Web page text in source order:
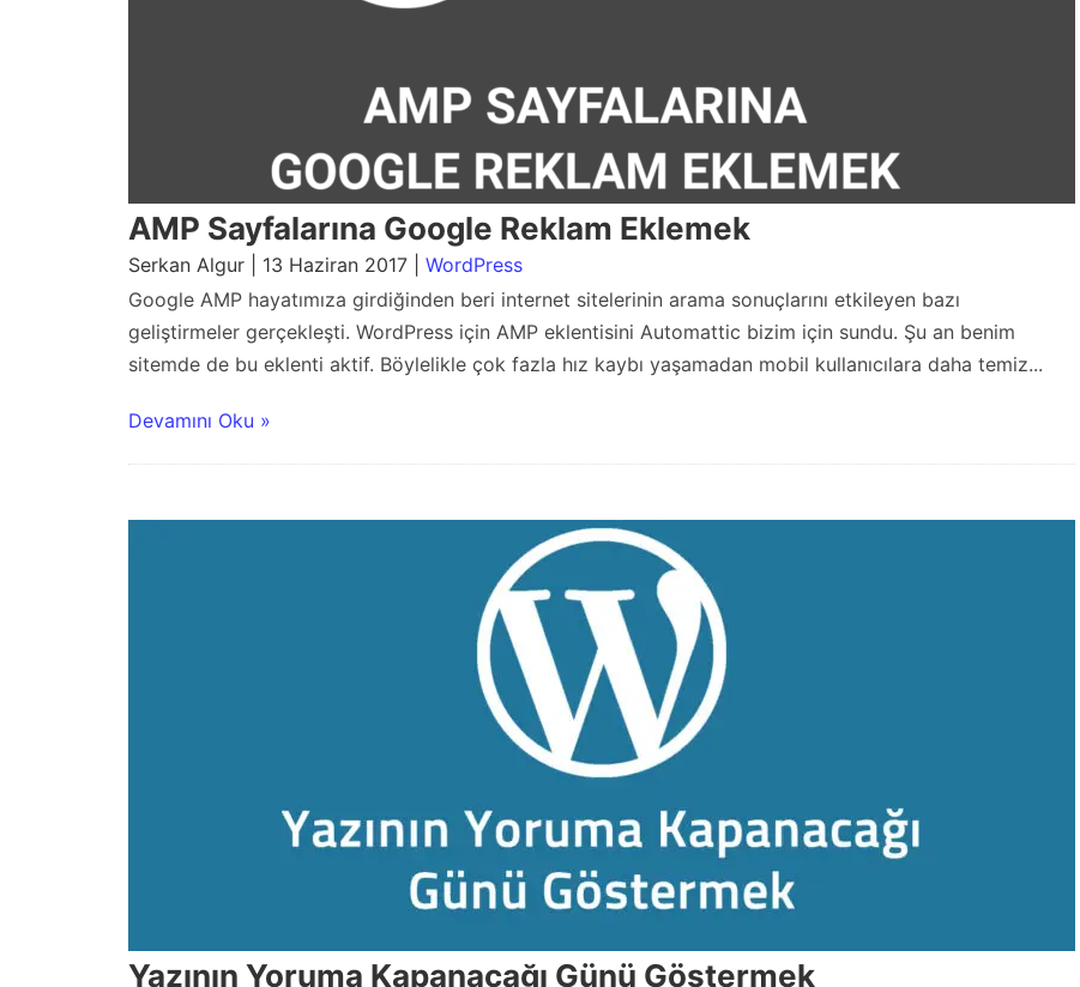
AMP Sayfalarına Google Reklam Eklemek
Serkan Algur | 13 Haziran 2017 | WordPress
Google AMP hayatımıza girdiğinden beri internet sitelerinin arama sonuçlarını etkileyen bazı
geliştirmeler gerçekleşti. WordPress için AMP eklentisini Automattic bizim için sundu. Şu an benim
sitemde de bu eklenti aktif. Böylelikle çok fazla hız kaybı yaşamadan mobil kullanıcılara daha temiz...
Devamını Oku »
Yazının Yoruma Kapanacağı Günü Göstermek